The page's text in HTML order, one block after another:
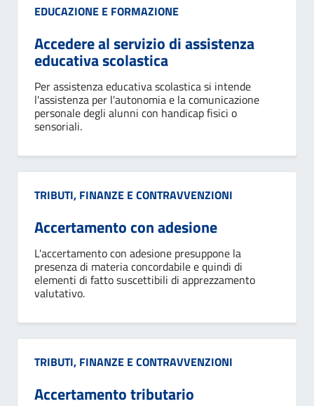
Categoria:
EDUCAZIONE E FORMAZIONE
Accedere al servizio di assistenza
educativa scolastica
Per assistenza educativa scolastica si intende
l'assistenza per l'autonomia e la comunicazione
personale degli alunni con handicap fisici o
sensoriali.
Categoria:
TRIBUTI, FINANZE E CONTRAVVENZIONI
Accertamento con adesione
L'accertamento con adesione presuppone la
presenza di materia concordabile e quindi di
elementi di fatto suscettibili di apprezzamento
valutativo.
Categoria:
TRIBUTI, FINANZE E CONTRAVVENZIONI
Accertamento tributario